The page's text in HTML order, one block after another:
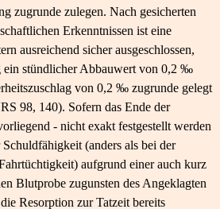
zugrunde zulegen. Nach gesicherten
Erkenntnissen ist eine
ausreichend sicher ausgeschlossen,
ein stündlicher Abbauwert von 0,2 ‰
von 0,2 ‰ zugrunde gelegt
98, 140). Sofern das Ende der
- nicht exakt festgestellt werden
(anders als bei der
aufgrund einer auch kurz
Blutprobe zugunsten des Angeklagten
Resorption zur Tatzeit bereits